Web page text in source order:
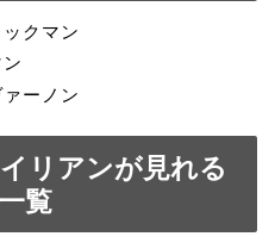
クマン
ーノン
リアンが見れる
覧